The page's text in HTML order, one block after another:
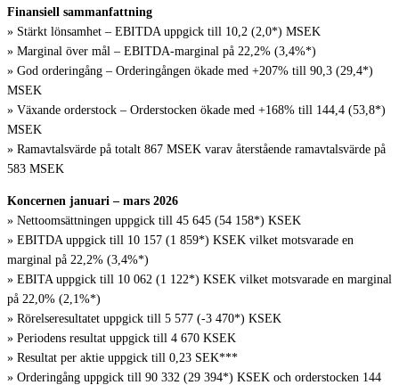
Finansiell sammanfattning
» Stärkt lönsamhet – EBITDA uppgick till 10,2 (2,0*) MSEK
» Marginal över mål – EBITDA-marginal på 22,2% (3,4%*)
» God orderingång – Orderingången ökade med +207% till 90,3 (29,4*)
MSEK
» Växande orderstock – Orderstocken ökade med +168% till 144,4 (53,8*)
MSEK
» Ramavtalsvärde på totalt 867 MSEK varav återstående ramavtalsvärde på
583 MSEK
Koncernen januari – mars 2026
» Nettoomsättningen uppgick till 45 645 (54 158*) KSEK
» EBITDA uppgick till 10 157 (1 859*) KSEK vilket motsvarade en
marginal på 22,2% (3,4%*)
» EBITA uppgick till 10 062 (1 122*) KSEK vilket motsvarade en marginal
på 22,0% (2,1%*)
» Rörelseresultatet uppgick till 5 577 (-3 470*) KSEK
» Periodens resultat uppgick till 4 670 KSEK
» Resultat per aktie uppgick till 0,23 SEK***
» Orderingång uppgick till 90 332 (29 394*) KSEK och orderstocken 144